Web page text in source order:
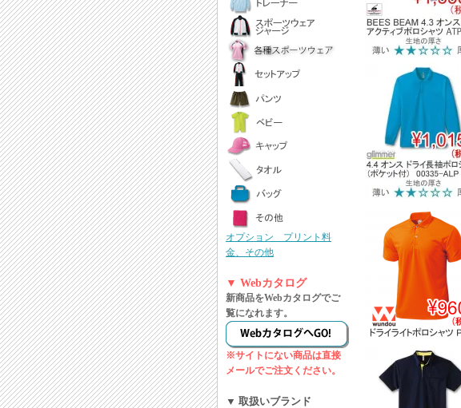
オプション プリント料
金、その他
▼ Webカタログ
新商品をWebカタログでご
覧になれます。
※サイトにない商品は直接
メールでご注文ください。
▼ 取扱いブランド